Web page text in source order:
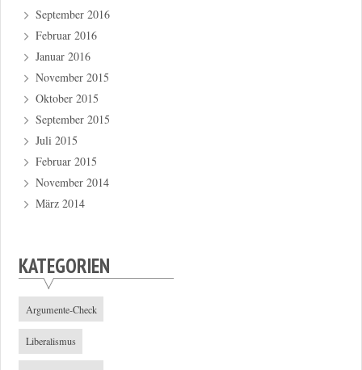
September 2016
Februar 2016
Januar 2016
November 2015
Oktober 2015
September 2015
Juli 2015
Februar 2015
November 2014
März 2014
KATEGORIEN
Argumente-Check
Liberalismus